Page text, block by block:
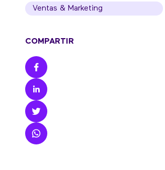
Ventas & Marketing
COMPARTIR